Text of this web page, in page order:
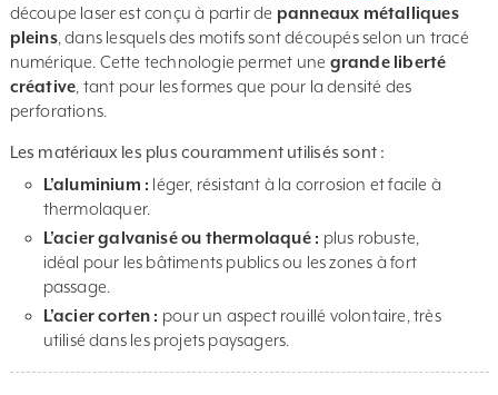
découpe laser est conçu à partir de panneaux métalliques
pleins, dans lesquels des motifs sont découpés selon un tracé
numérique. Cette technologie permet une grande liberté
créative , tant pour les formes que pour la densité des
perforations.
Les matériaux les plus couramment utilisés sont :
L’aluminium : léger, résistant à la corrosion et facile à
thermolaquer.
L’acier galvanisé ou thermolaqué : plus robuste,
idéal pour les bâtiments publics ou les zones à fort
passage.
L’acier corten : pour un aspect rouillé volontaire, très
utilisé dans les projets paysagers.